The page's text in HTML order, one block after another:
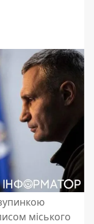
міського